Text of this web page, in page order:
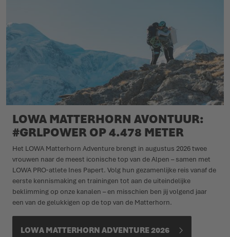
LOWA MATTERHORN AVONTUUR:
#GRLPOWER OP 4.478 METER
Het LOWA Matterhorn Adventure brengt in augustus 2026 twee
vrouwen naar de meest iconische top van de Alpen – samen met
LOWA PRO‑atlete Ines Papert. Volg hun gezamenlijke reis vanaf de
eerste kennismaking en trainingen tot aan de uiteindelijke
beklimming op onze kanalen – en misschien ben jij volgend jaar
een van de gelukkigen op de top van de Matterhorn.
LOWA MATTERHORN ADVENTURE 2026